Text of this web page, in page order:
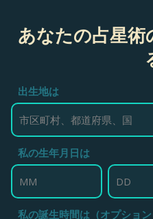
あなたの占星術
出生地は
私の生年月日は
私の誕生時間は（オプション